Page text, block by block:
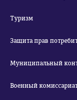
Туризм
Защита прав
Муниципальный
Военный